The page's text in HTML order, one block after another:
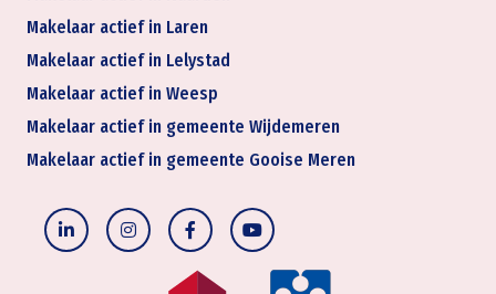
Makelaar actief in Laren
Makelaar actief in Lelystad
Makelaar actief in Weesp
Makelaar actief in gemeente Wijdemeren
Makelaar actief in gemeente Gooise Meren